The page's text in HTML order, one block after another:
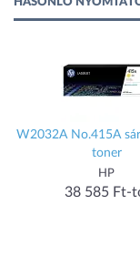
W2032A No.415A
toner
HP
38 585 Ft-